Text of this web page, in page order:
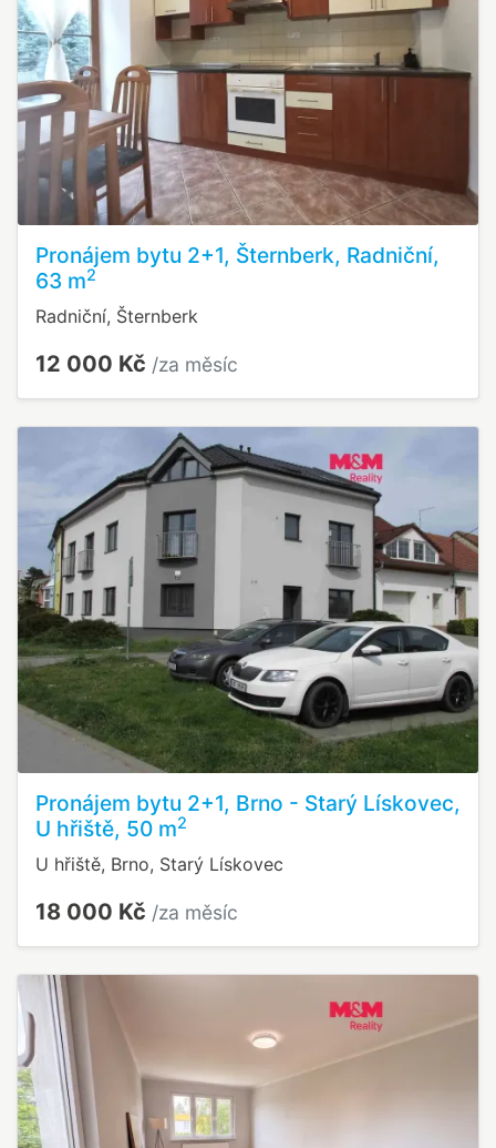
Pronájem bytu 2+1, Šternberk, Radniční,
63 m2
Radniční, Šternberk
12 000 Kč /za měsíc
Pronájem bytu 2+1, Brno - Starý Lískovec,
U hřiště, 50 m2
U hřiště, Brno, Starý Lískovec
18 000 Kč /za měsíc